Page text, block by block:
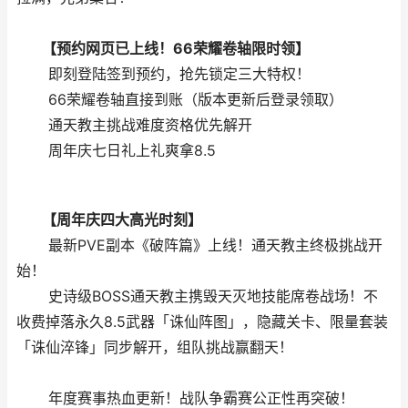
【预约网页已上线！66荣耀卷轴限时领】
即刻登陆签到预约，抢先锁定三大特权！
66荣耀卷轴直接到账（版本更新后登录领取）
通天教主挑战难度资格优先解开
周年庆七日礼上礼爽拿8.5
【周年庆四大高光时刻】
最新PVE副本《破阵篇》上线！通天教主终极挑战开
始！
史诗级BOSS通天教主携毁天灭地技能席卷战场！不
收费掉落永久8.5武器「诛仙阵图」，隐藏关卡、限量套装
「诛仙淬锋」同步解开，组队挑战赢翻天！
年度赛事热血更新！战队争霸赛公正性再突破！